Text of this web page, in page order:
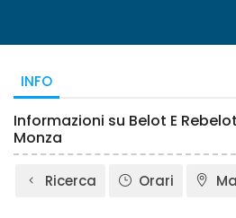
INFO
Informazioni su Belot E
Monza
Ricerca Orari